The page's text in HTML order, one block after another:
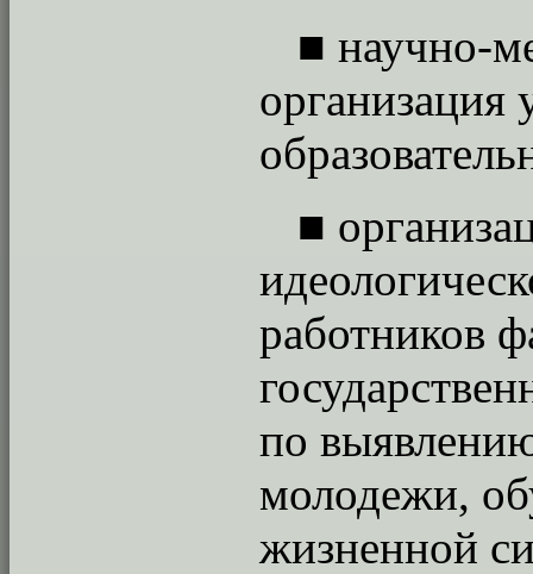
■ научно-
организация
■
работников
по
молодежи,
жизненной